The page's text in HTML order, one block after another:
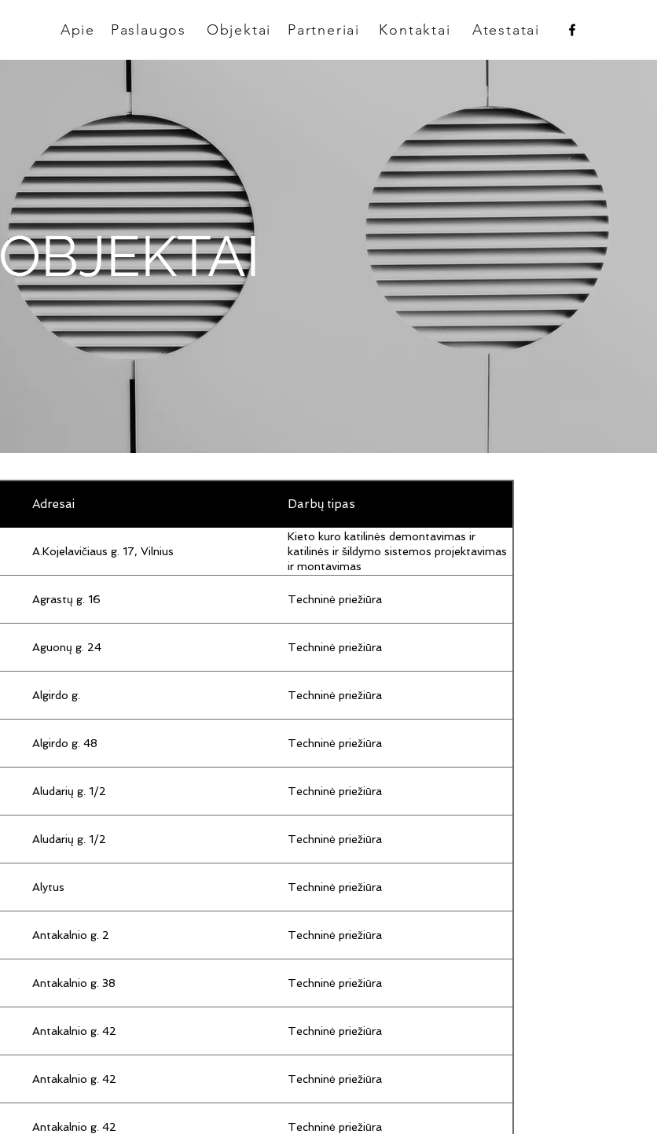
Atestatai
Apie Paslaugos Objektai Partneriai Kontaktai
OBJEKTAI
Adresai Darbų tipas
A.Kojelavičiaus g. 17, Vilnius
Kieto kuro katilinės demontavimas ir
katilinės ir šildymo sistemos projektavimas
ir montavimas
Agrastų g. 16 Techninė priežiūra
Aguonų g. 24 Techninė priežiūra
Algirdo g. Techninė priežiūra
Algirdo g. 48 Techninė priežiūra
Aludarių g. 1/2 Techninė priežiūra
Aludarių g. 1/2 Techninė priežiūra
Alytus Techninė priežiūra
Antakalnio g. 2 Techninė priežiūra
Antakalnio g. 38 Techninė priežiūra
Antakalnio g. 42 Techninė priežiūra
Antakalnio g. 42 Techninė priežiūra
Antakalnio g. 42 Techninė priežiūra